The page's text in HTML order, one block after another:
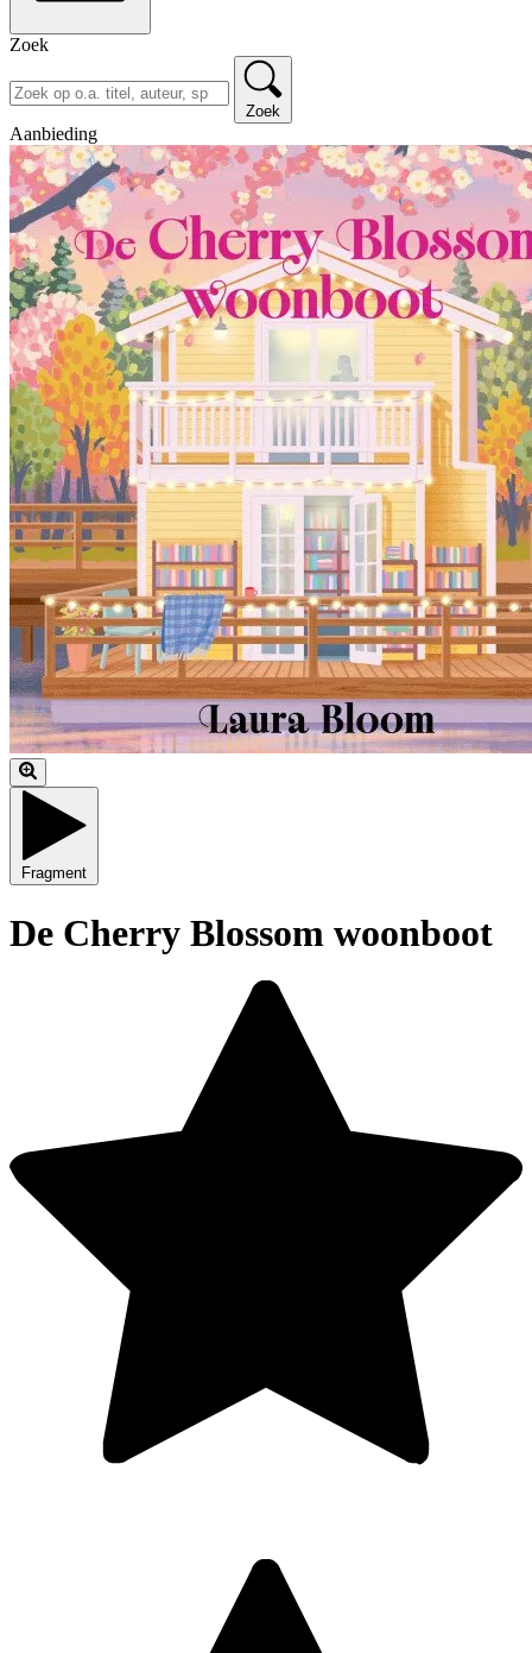
Zoek
Zoek
Aanbieding
Fragment
De Cherry Blossom woonboot